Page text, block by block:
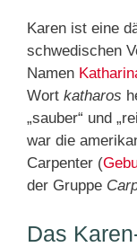
Karen ist eine
schwedischen
Namen
Wort katharos
„sauber“ und
war die
Carpenter (
der Gruppe
Das